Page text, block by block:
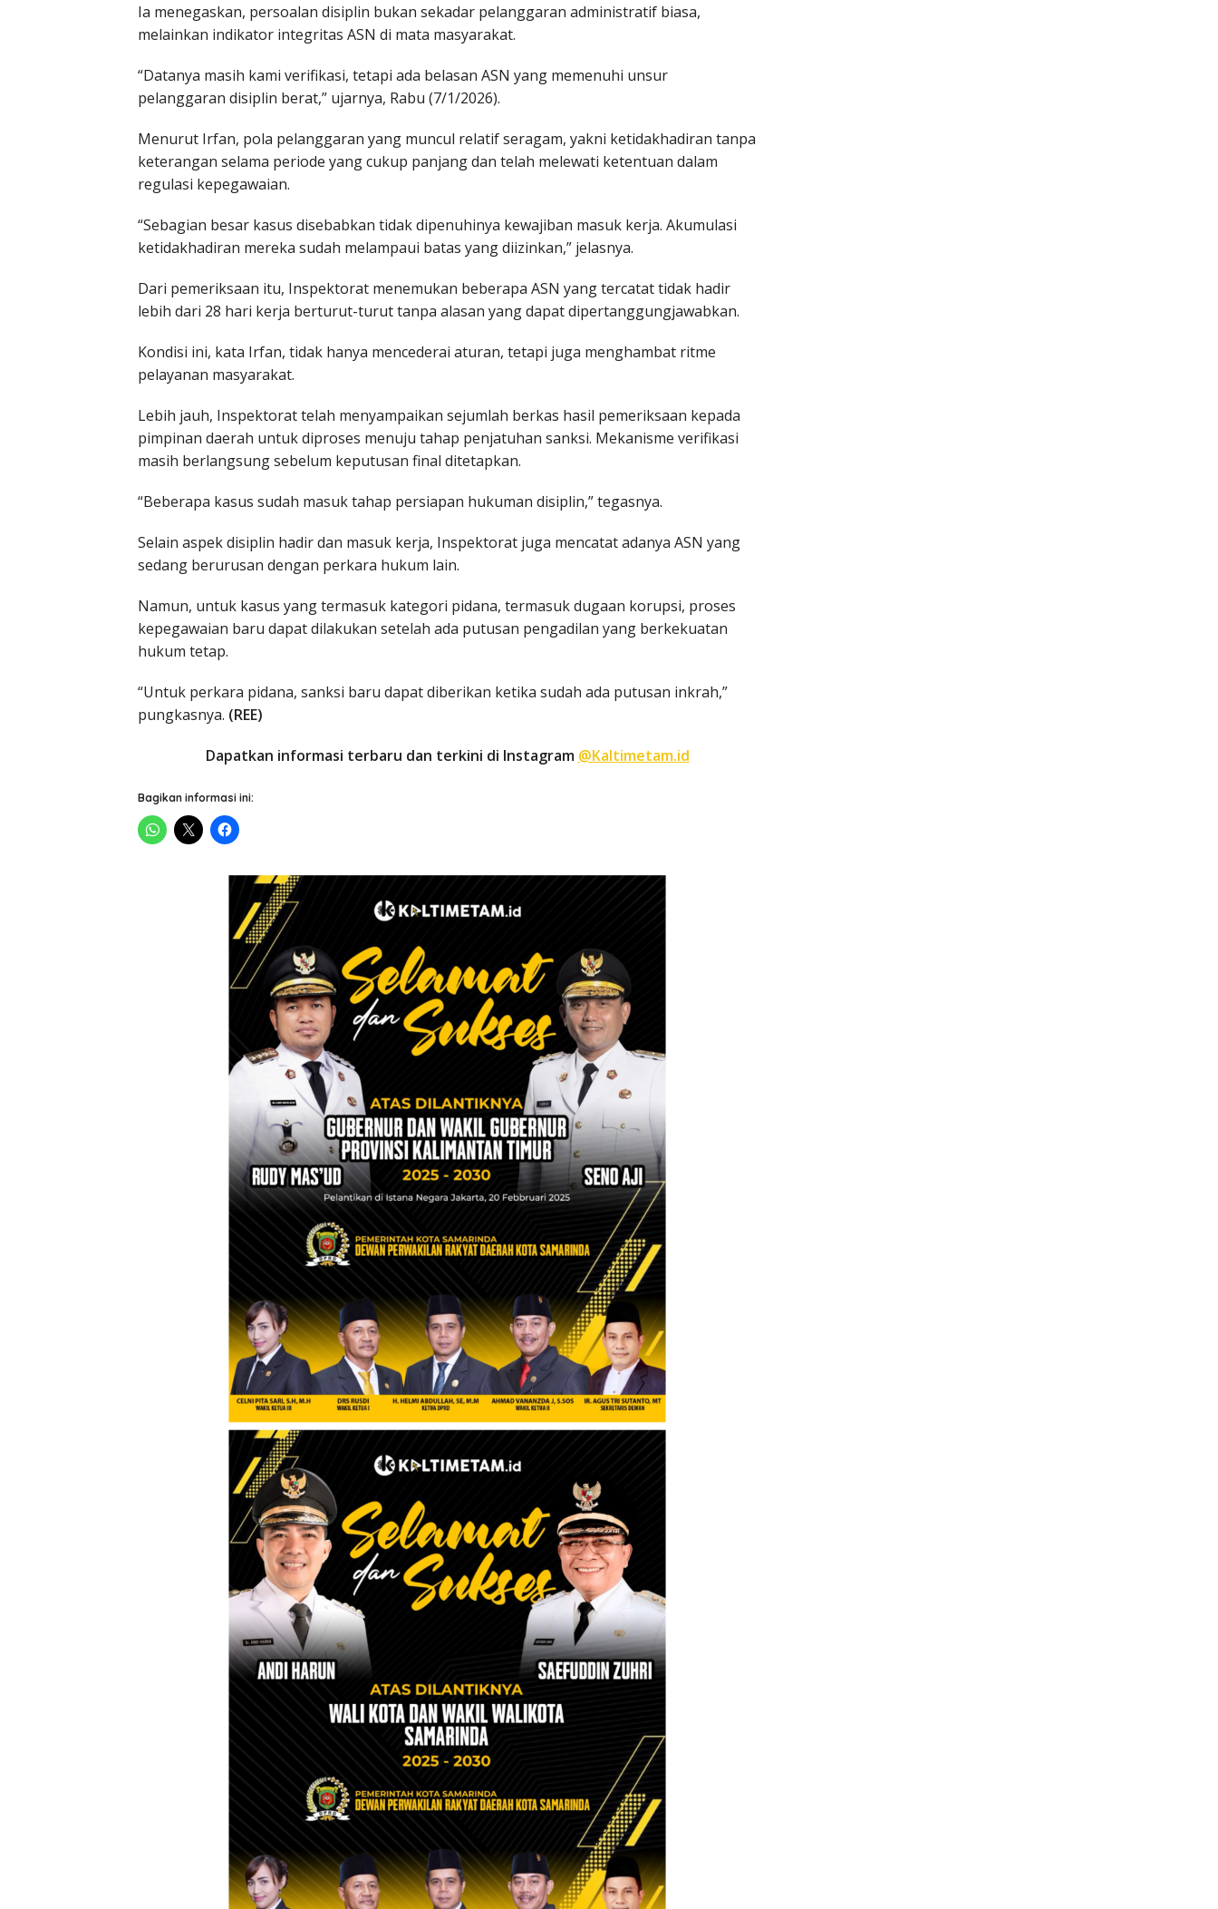
Ia menegaskan, persoalan disiplin bukan sekadar pelanggaran administratif biasa,
melainkan indikator integritas ASN di mata masyarakat.
“Datanya masih kami verifikasi, tetapi ada belasan ASN yang memenuhi unsur
pelanggaran disiplin berat,” ujarnya, Rabu (7/1/2026).
Menurut Irfan, pola pelanggaran yang muncul relatif seragam, yakni ketidakhadiran tanpa
keterangan selama periode yang cukup panjang dan telah melewati ketentuan dalam
regulasi kepegawaian.
“Sebagian besar kasus disebabkan tidak dipenuhinya kewajiban masuk kerja. Akumulasi
ketidakhadiran mereka sudah melampaui batas yang diizinkan,” jelasnya.
Dari pemeriksaan itu, Inspektorat menemukan beberapa ASN yang tercatat tidak hadir
lebih dari 28 hari kerja berturut-turut tanpa alasan yang dapat dipertanggungjawabkan.
Kondisi ini, kata Irfan, tidak hanya mencederai aturan, tetapi juga menghambat ritme
pelayanan masyarakat.
Lebih jauh, Inspektorat telah menyampaikan sejumlah berkas hasil pemeriksaan kepada
pimpinan daerah untuk diproses menuju tahap penjatuhan sanksi. Mekanisme verifikasi
masih berlangsung sebelum keputusan final ditetapkan.
“Beberapa kasus sudah masuk tahap persiapan hukuman disiplin,” tegasnya.
Selain aspek disiplin hadir dan masuk kerja, Inspektorat juga mencatat adanya ASN yang
sedang berurusan dengan perkara hukum lain.
Namun, untuk kasus yang termasuk kategori pidana, termasuk dugaan korupsi, proses
kepegawaian baru dapat dilakukan setelah ada putusan pengadilan yang berkekuatan
hukum tetap.
“Untuk perkara pidana, sanksi baru dapat diberikan ketika sudah ada putusan inkrah,”
pungkasnya. (REE)
Dapatkan informasi terbaru dan terkini di Instagram @Kaltimetam.id
Bagikan informasi ini: